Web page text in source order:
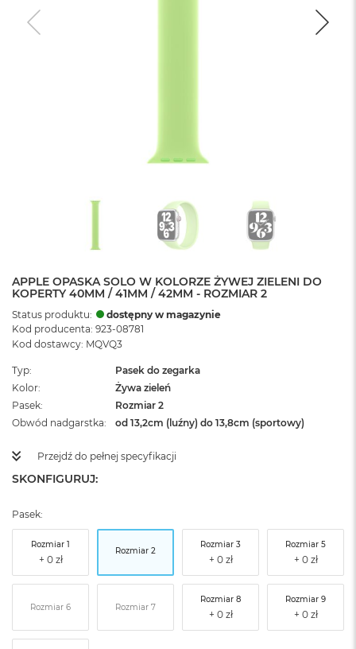
APPLE OPASKA SOLO W KOLORZE ŻYWEJ ZIELENI DO
KOPERTY 40MM / 41MM / 42MM - ROZMIAR 2
Status produktu:
dostępny w magazynie
Kod producenta: 923-08781
Kod dostawcy: MQVQ3
Typ
Pasek do zegarka
Kolor
Żywa zieleń
Pasek
Rozmiar 2
Obwód nadgarstka
od 13,2cm (luźny) do 13,8cm (sportowy)
Przejdź do pełnej specyfikacji
SKONFIGURUJ:
Pasek:
Rozmiar 1
Rozmiar 2
Rozmiar 3 Rozmiar 5
Rozmiar 6 Rozmiar 7
Rozmiar 8 Rozmiar 9